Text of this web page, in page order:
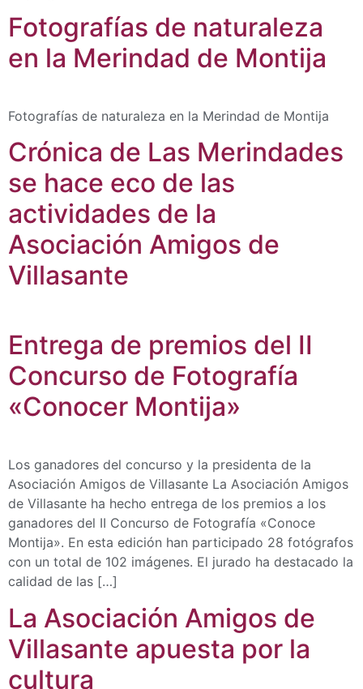
Fotografías de naturaleza
en la Merindad de Montija
Fotografías de naturaleza en la Merindad de Montija
Crónica de Las Merindades
se hace eco de las
actividades de la
Asociación Amigos de
Villasante
Entrega de premios del II
Concurso de Fotografía
«Conocer Montija»
Los ganadores del concurso y la presidenta de la
Asociación Amigos de Villasante La Asociación Amigos
de Villasante ha hecho entrega de los premios a los
ganadores del II Concurso de Fotografía «Conoce
Montija». En esta edición han participado 28 fotógrafos
con un total de 102 imágenes. El jurado ha destacado la
calidad de las […]
La Asociación Amigos de
Villasante apuesta por la
cultura